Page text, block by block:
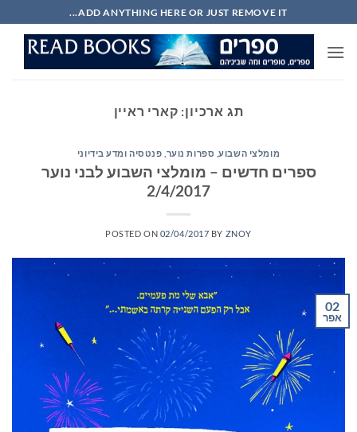
to
content
ADD ANYTHING HERE OR JUST REMOVE IT...
תג ארכיון: קארי ראיין
מומלצי השבוע, ספרות נוער פנטסיה ומדע בידיוני
ספרים חדשים – מומלצי השבוע לבני נוער
2/4/2017
POSTED ON 02/04/2017 BY ZNOY
02
אפר